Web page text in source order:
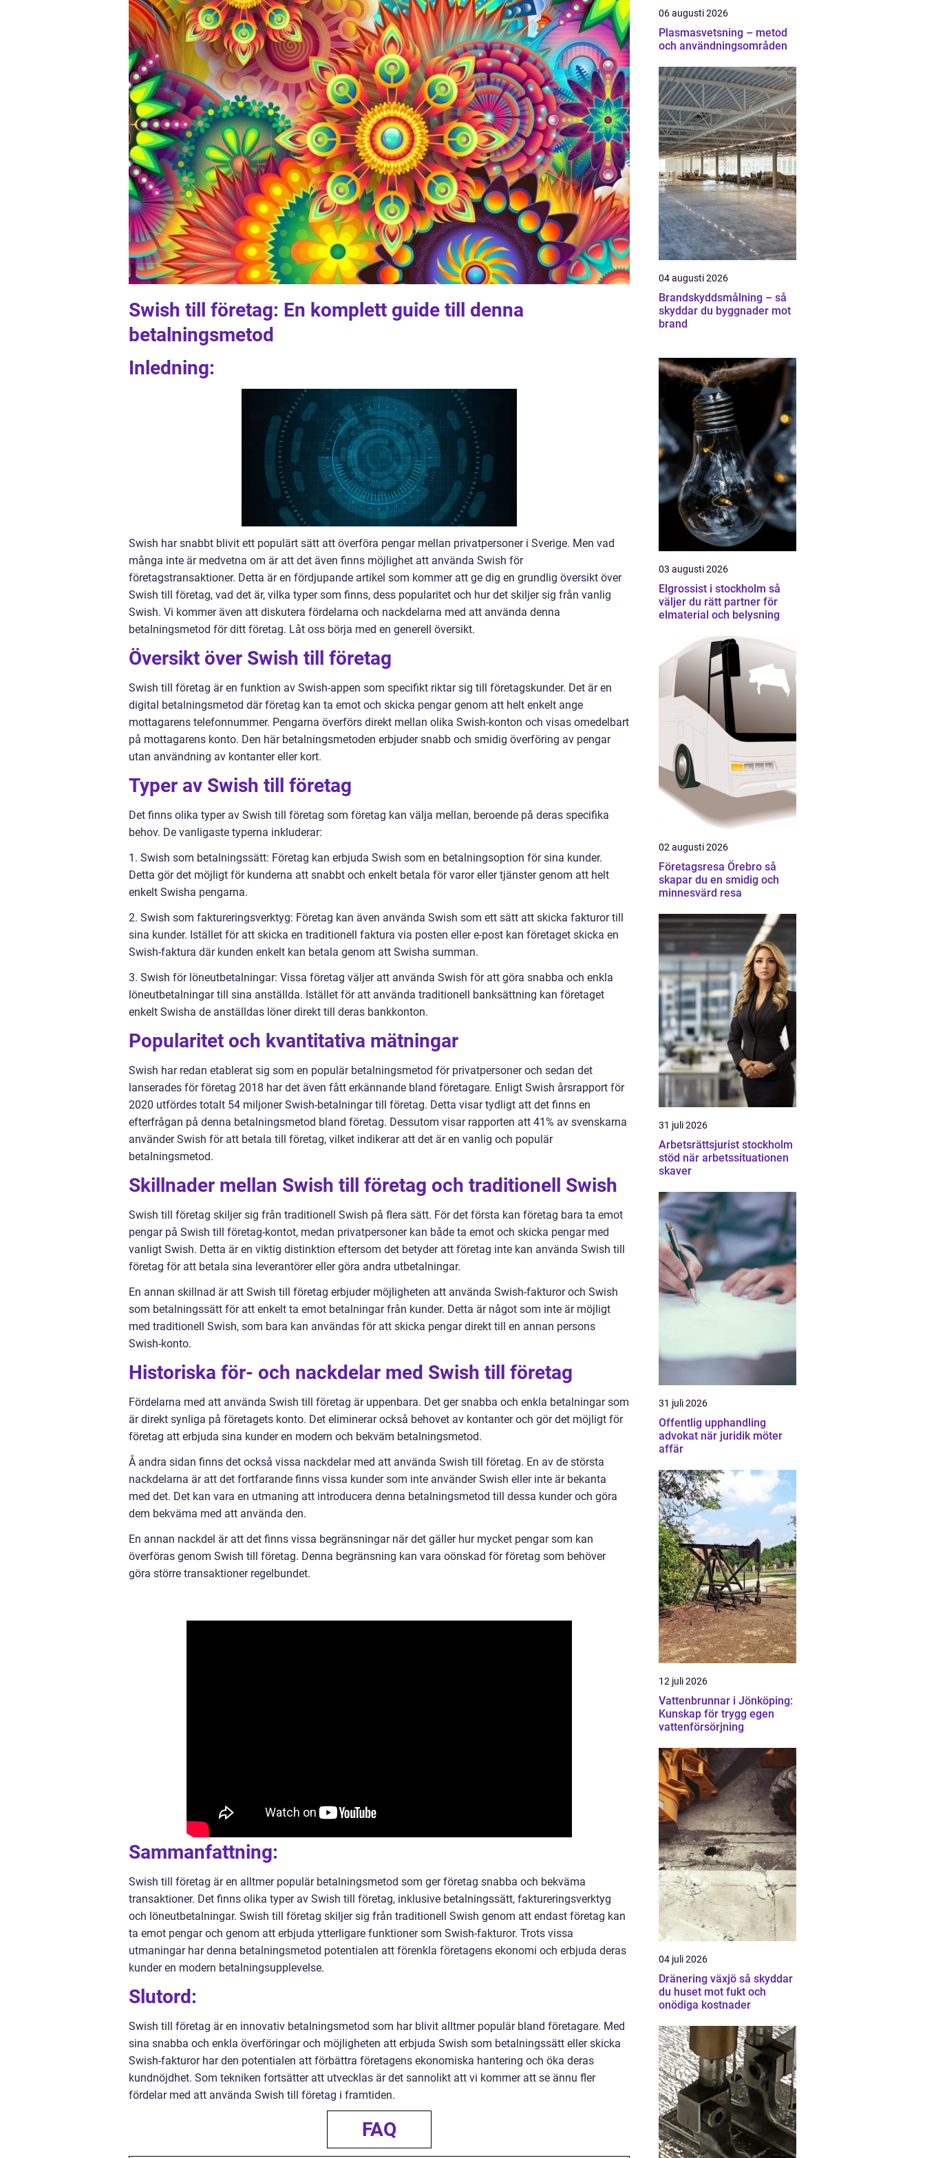
Swish till företag: En komplett guide till denna
betalningsmetod
Inledning:
Swish har snabbt blivit ett populärt sätt att överföra pengar mellan privatpersoner i Sverige. Men vad
många inte är medvetna om är att det även finns möjlighet att använda Swish för
företagstransaktioner. Detta är en fördjupande artikel som kommer att ge dig en grundlig översikt över
Swish till företag, vad det är, vilka typer som finns, dess popularitet och hur det skiljer sig från vanlig
Swish. Vi kommer även att diskutera fördelarna och nackdelarna med att använda denna
betalningsmetod för ditt företag. Låt oss börja med en generell översikt.
Översikt över Swish till företag
Swish till företag är en funktion av Swish-appen som specifikt riktar sig till företagskunder. Det är en
digital betalningsmetod där företag kan ta emot och skicka pengar genom att helt enkelt ange
mottagarens telefonnummer. Pengarna överförs direkt mellan olika Swish-konton och visas omedelbart
på mottagarens konto. Den här betalningsmetoden erbjuder snabb och smidig överföring av pengar
utan användning av kontanter eller kort.
Typer av Swish till företag
Det finns olika typer av Swish till företag som företag kan välja mellan, beroende på deras specifika
behov. De vanligaste typerna inkluderar:
1. Swish som betalningssätt: Företag kan erbjuda Swish som en betalningsoption för sina kunder.
Detta gör det möjligt för kunderna att snabbt och enkelt betala för varor eller tjänster genom att helt
enkelt Swisha pengarna.
2. Swish som faktureringsverktyg: Företag kan även använda Swish som ett sätt att skicka fakturor till
sina kunder. Istället för att skicka en traditionell faktura via posten eller e-post kan företaget skicka en
Swish-faktura där kunden enkelt kan betala genom att Swisha summan.
3. Swish för löneutbetalningar: Vissa företag väljer att använda Swish för att göra snabba och enkla
löneutbetalningar till sina anställda. Istället för att använda traditionell banksättning kan företaget
enkelt Swisha de anställdas löner direkt till deras bankkonton.
Popularitet och kvantitativa mätningar
Swish har redan etablerat sig som en populär betalningsmetod för privatpersoner och sedan det
lanserades för företag 2018 har det även fått erkännande bland företagare. Enligt Swish årsrapport för
2020 utfördes totalt 54 miljoner Swish-betalningar till företag. Detta visar tydligt att det finns en
efterfrågan på denna betalningsmetod bland företag. Dessutom visar rapporten att 41% av svenskarna
använder Swish för att betala till företag, vilket indikerar att det är en vanlig och populär
betalningsmetod.
Skillnader mellan Swish till företag och traditionell Swish
Swish till företag skiljer sig från traditionell Swish på flera sätt. För det första kan företag bara ta emot
pengar på Swish till företag-kontot, medan privatpersoner kan både ta emot och skicka pengar med
vanligt Swish. Detta är en viktig distinktion eftersom det betyder att företag inte kan använda Swish till
företag för att betala sina leverantörer eller göra andra utbetalningar.
En annan skillnad är att Swish till företag erbjuder möjligheten att använda Swish-fakturor och Swish
som betalningssätt för att enkelt ta emot betalningar från kunder. Detta är något som inte är möjligt
med traditionell Swish, som bara kan användas för att skicka pengar direkt till en annan persons
Swish-konto.
Historiska för- och nackdelar med Swish till företag
Fördelarna med att använda Swish till företag är uppenbara. Det ger snabba och enkla betalningar som
är direkt synliga på företagets konto. Det eliminerar också behovet av kontanter och gör det möjligt för
företag att erbjuda sina kunder en modern och bekväm betalningsmetod.
Å andra sidan finns det också vissa nackdelar med att använda Swish till företag. En av de största
nackdelarna är att det fortfarande finns vissa kunder som inte använder Swish eller inte är bekanta
med det. Det kan vara en utmaning att introducera denna betalningsmetod till dessa kunder och göra
dem bekväma med att använda den.
En annan nackdel är att det finns vissa begränsningar när det gäller hur mycket pengar som kan
överföras genom Swish till företag. Denna begränsning kan vara oönskad för företag som behöver
göra större transaktioner regelbundet.
Sammanfattning:
Swish till företag är en alltmer populär betalningsmetod som ger företag snabba och bekväma
transaktioner. Det finns olika typer av Swish till företag, inklusive betalningssätt, faktureringsverktyg
och löneutbetalningar. Swish till företag skiljer sig från traditionell Swish genom att endast företag kan
ta emot pengar och genom att erbjuda ytterligare funktioner som Swish-fakturor. Trots vissa
utmaningar har denna betalningsmetod potentialen att förenkla företagens ekonomi och erbjuda deras
kunder en modern betalningsupplevelse.
Slutord:
Swish till företag är en innovativ betalningsmetod som har blivit alltmer populär bland företagare. Med
sina snabba och enkla överföringar och möjligheten att erbjuda Swish som betalningssätt eller skicka
Swish-fakturor har den potentialen att förbättra företagens ekonomiska hantering och öka deras
kundnöjdhet. Som tekniken fortsätter att utvecklas är det sannolikt att vi kommer att se ännu fler
fördelar med att använda Swish till företag i framtiden.
FAQ
06 augusti 2026
Plasmasvetsning – metod
och användningsområden
04 augusti 2026
Brandskyddsmålning – så
skyddar du byggnader mot
brand
03 augusti 2026
Elgrossist i stockholm så
väljer du rätt partner för
elmaterial och belysning
02 augusti 2026
Företagsresa Örebro så
skapar du en smidig och
minnesvärd resa
31 juli 2026
Arbetsrättsjurist stockholm
stöd när arbetssituationen
skaver
31 juli 2026
Offentlig upphandling
advokat när juridik möter
affär
12 juli 2026
Vattenbrunnar i Jönköping:
Kunskap för trygg egen
vattenförsörjning
04 juli 2026
Dränering växjö så skyddar
du huset mot fukt och
onödiga kostnader